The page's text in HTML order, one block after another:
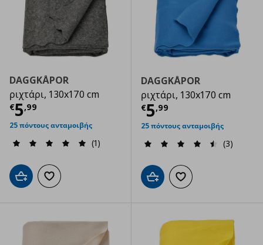
DAGGKÅPOR
ριχτάρι, 130x170 cm
€5,99
Τρέχουσα τιμή € 5,99
25 πόντους ανταμοιβής
(1)
Προσθήκη στο καλάθι
Προσθήκη στα αγαπημένα
DAGGKÅPOR
ριχτάρι, 130x170 cm
€5,99
Τρέχουσα
25 πόντους ανταμοιβής
(3)
Προσθήκη στο καλάθι
Προσθήκη στα